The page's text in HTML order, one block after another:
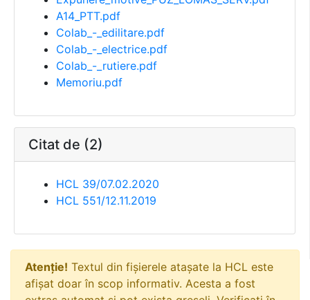
A14_PTT.pdf
Colab_-_edilitare.pdf
Colab_-_electrice.pdf
Colab_-_rutiere.pdf
Memoriu.pdf
Citat de (2)
HCL 39/07.02.2020
HCL 551/12.11.2019
Atenție! Textul din fișierele atașate la HCL este
afișat doar în scop informativ. Acesta a fost